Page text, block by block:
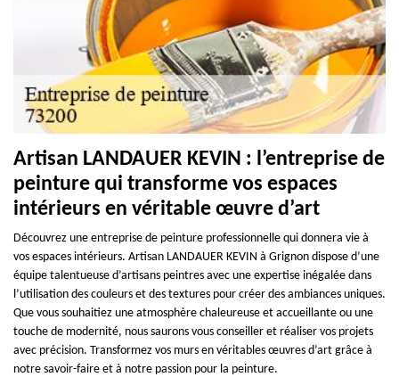
Artisan LANDAUER KEVIN : l’entreprise de
peinture qui transforme vos espaces
intérieurs en véritable œuvre d’art
Découvrez une entreprise de peinture professionnelle qui donnera vie à
vos espaces intérieurs. Artisan LANDAUER KEVIN à Grignon dispose d’une
équipe talentueuse d’artisans peintres avec une expertise inégalée dans
l’utilisation des couleurs et des textures pour créer des ambiances uniques.
Que vous souhaitiez une atmosphère chaleureuse et accueillante ou une
touche de modernité, nous saurons vous conseiller et réaliser vos projets
avec précision. Transformez vos murs en véritables œuvres d’art grâce à
notre savoir-faire et à notre passion pour la peinture.